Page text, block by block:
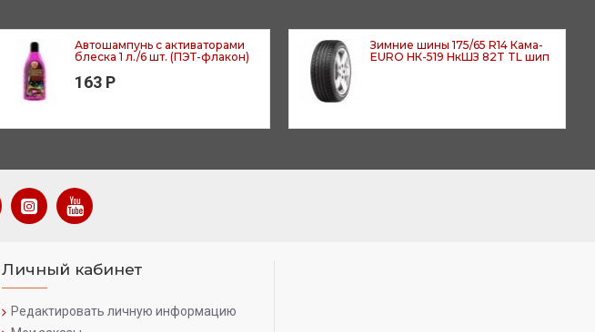
Автошампунь с активаторами
блеска 1 л./6 шт. (ПЭТ-флакон)
163 Р
Зимние шины 175/65 R14 Кама-
EURO НК-519 НкШЗ 82T TL шип
Личный кабинет
Редактировать личную информацию